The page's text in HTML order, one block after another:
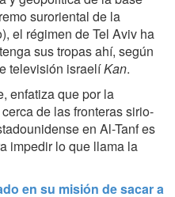
suroriental de la
el régimen de Tel Aviv ha
sus tropas ahí, según
televisión israelíKan.
enfatiza que por la
de las fronteras sirio-
en Al-Tanf es
impedir lo que llama la
en su misión de sacar a